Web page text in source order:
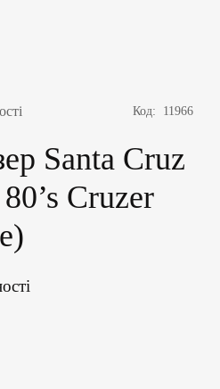
Код: 11966
Santa Cruz
Cruzer